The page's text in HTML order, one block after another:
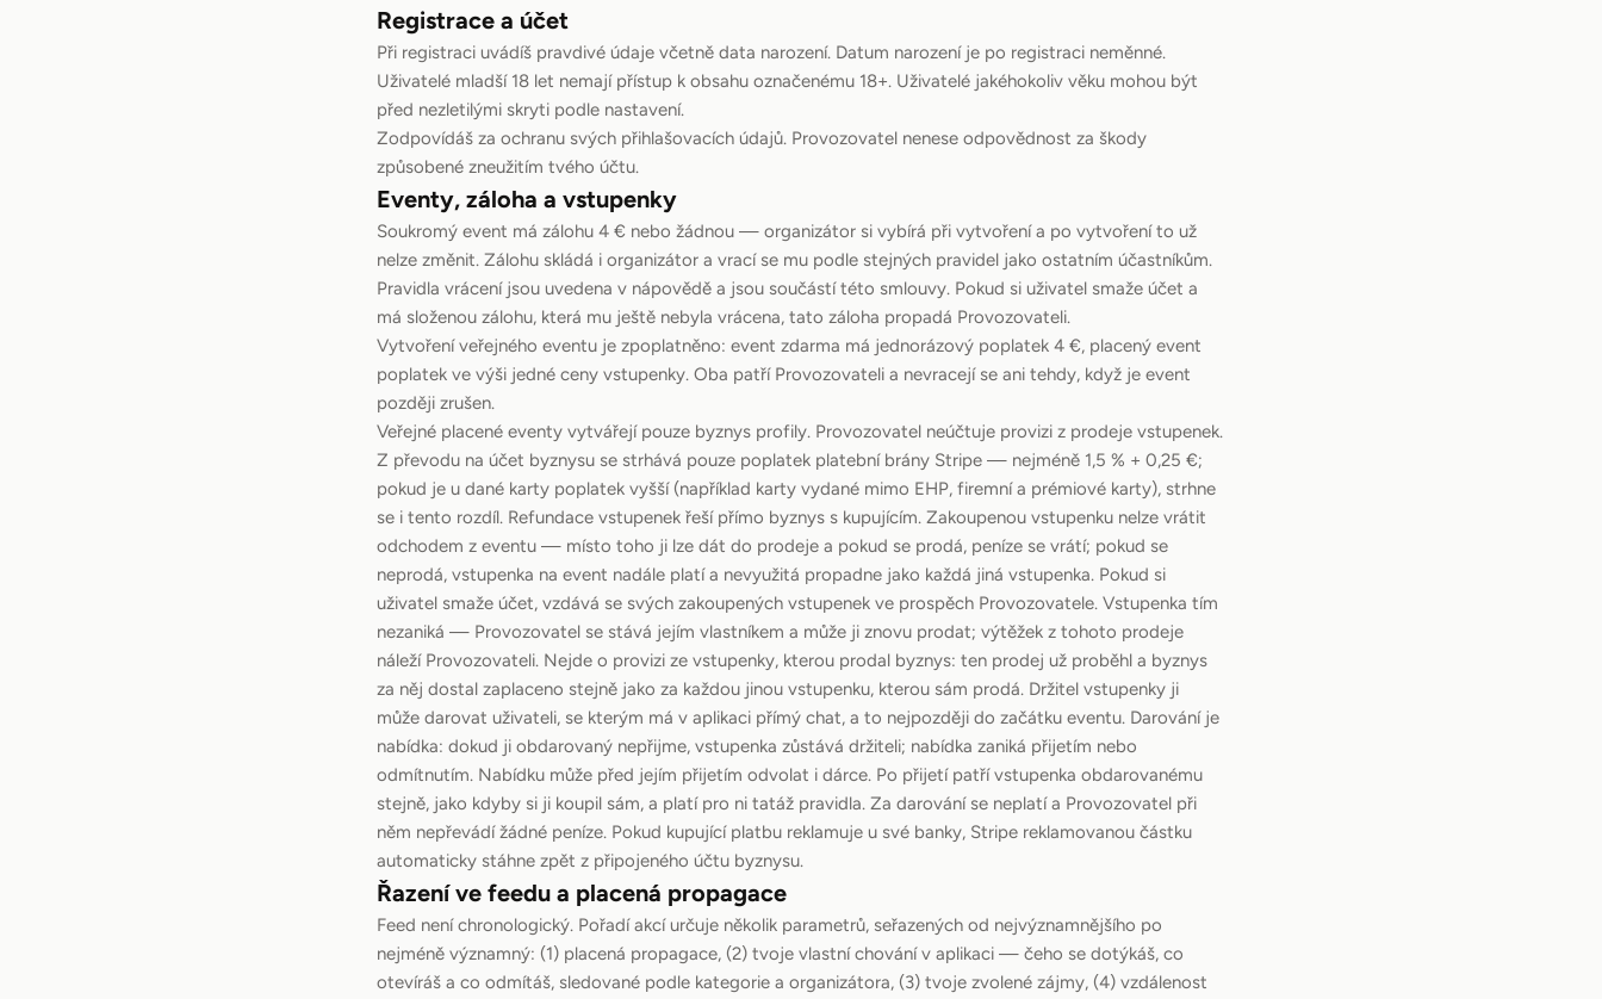
Registrace a účet
Při registraci uvádíš pravdivé údaje včetně data narození. Datum narození je po registraci neměnné.
Uživatelé mladší 18 let nemají přístup k obsahu označenému 18+. Uživatelé jakéhokoliv věku mohou být
před nezletilými skryti podle nastavení.
Zodpovídáš za ochranu svých přihlašovacích údajů. Provozovatel nenese odpovědnost za škody
způsobené zneužitím tvého účtu.
Eventy, záloha a vstupenky
Soukromý event má zálohu 4 € nebo žádnou — organizátor si vybírá při vytvoření a po vytvoření to už
nelze změnit. Zálohu skládá i organizátor a vrací se mu podle stejných pravidel jako ostatním účastníkům.
Pravidla vrácení jsou uvedena v nápovědě a jsou součástí této smlouvy. Pokud si uživatel smaže účet a
má složenou zálohu, která mu ještě nebyla vrácena, tato záloha propadá Provozovateli.
Vytvoření veřejného eventu je zpoplatněno: event zdarma má jednorázový poplatek 4 €, placený event
poplatek ve výši jedné ceny vstupenky. Oba patří Provozovateli a nevracejí se ani tehdy, když je event
později zrušen.
Veřejné placené eventy vytvářejí pouze byznys profily. Provozovatel neúčtuje provizi z prodeje vstupenek.
Z převodu na účet byznysu se strhává pouze poplatek platební brány Stripe — nejméně 1,5 % + 0,25 €;
pokud je u dané karty poplatek vyšší (například karty vydané mimo EHP, firemní a prémiové karty), strhne
se i tento rozdíl. Refundace vstupenek řeší přímo byznys s kupujícím. Zakoupenou vstupenku nelze vrátit
odchodem z eventu — místo toho ji lze dát do prodeje a pokud se prodá, peníze se vrátí; pokud se
neprodá, vstupenka na event nadále platí a nevyužitá propadne jako každá jiná vstupenka. Pokud si
uživatel smaže účet, vzdává se svých zakoupených vstupenek ve prospěch Provozovatele. Vstupenka tím
nezaniká — Provozovatel se stává jejím vlastníkem a může ji znovu prodat; výtěžek z tohoto prodeje
náleží Provozovateli. Nejde o provizi ze vstupenky, kterou prodal byznys: ten prodej už proběhl a byznys
za něj dostal zaplaceno stejně jako za každou jinou vstupenku, kterou sám prodá. Držitel vstupenky ji
může darovat uživateli, se kterým má v aplikaci přímý chat, a to nejpozději do začátku eventu. Darování je
nabídka: dokud ji obdarovaný nepřijme, vstupenka zůstává držiteli; nabídka zaniká přijetím nebo
odmítnutím. Nabídku může před jejím přijetím odvolat i dárce. Po přijetí patří vstupenka obdarovanému
stejně, jako kdyby si ji koupil sám, a platí pro ni tatáž pravidla. Za darování se neplatí a Provozovatel při
něm nepřevádí žádné peníze. Pokud kupující platbu reklamuje u své banky, Stripe reklamovanou částku
automaticky stáhne zpět z připojeného účtu byznysu.
Řazení ve feedu a placená propagace
Feed není chronologický. Pořadí akcí určuje několik parametrů, seřazených od nejvýznamnějšího po
nejméně významný: (1) placená propagace, (2) tvoje vlastní chování v aplikaci — čeho se dotýkáš, co
otevíráš a co odmítáš, sledované podle kategorie a organizátora, (3) tvoje zvolené zájmy, (4) vzdálenost